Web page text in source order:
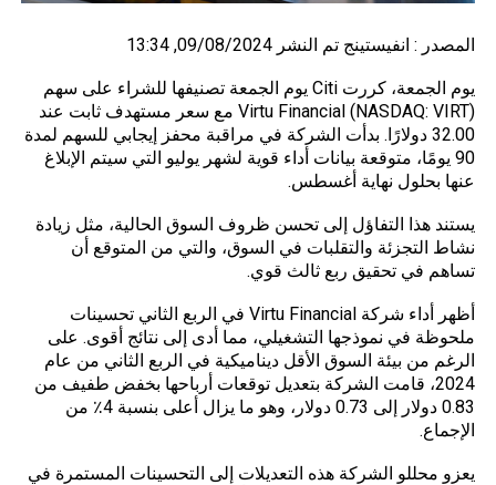
المصدر : انفيستينج تم النشر 09/08/2024, 13:34
يوم الجمعة، كررت Citi يوم الجمعة تصنيفها للشراء على سهم
Virtu Financial (NASDAQ: VIRT) مع سعر مستهدف ثابت عند
32.00 دولارًا. بدأت الشركة في مراقبة محفز إيجابي للسهم لمدة
90 يومًا، متوقعة بيانات أداء قوية لشهر يوليو التي سيتم الإبلاغ
عنها بحلول نهاية أغسطس.
يستند هذا التفاؤل إلى تحسن ظروف السوق الحالية، مثل زيادة
نشاط التجزئة والتقلبات في السوق، والتي من المتوقع أن
تساهم في تحقيق ربع ثالث قوي.
أظهر أداء شركة Virtu Financial في الربع الثاني تحسينات
ملحوظة في نموذجها التشغيلي، مما أدى إلى نتائج أقوى. على
الرغم من بيئة السوق الأقل ديناميكية في الربع الثاني من عام
2024، قامت الشركة بتعديل توقعات أرباحها بخفض طفيف من
0.83 دولار إلى 0.73 دولار، وهو ما يزال أعلى بنسبة 4٪ من
الإجماع.
يعزو محللو الشركة هذه التعديلات إلى التحسينات المستمرة في